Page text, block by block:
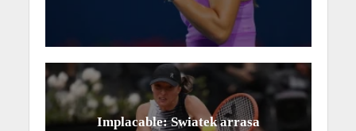
Implacable: Swiatek arrasa